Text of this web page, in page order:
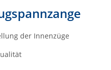
der Innenzüge